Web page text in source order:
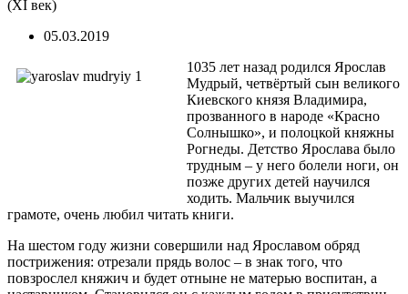
(ХІ век)
05.03.2019
1035 лет назад родился Ярослав
Мудрый, четвёртый сын великого
Киевского князя Владимира,
прозванного в народе «Красно
Солнышко», и полоцкой княжны
Рогнеды. Детство Ярослава было
трудным – у него болели ноги, он
позже других детей научился
ходить. Мальчик выучился
грамоте, очень любил читать книги.
На шестом году жизни совершили над Ярославом обряд
пострижения: отрезали прядь волос – в знак того, что
повзрослел княжич и будет отныне не матерью воспитан, а